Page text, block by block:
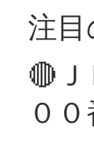
注
🔴
０